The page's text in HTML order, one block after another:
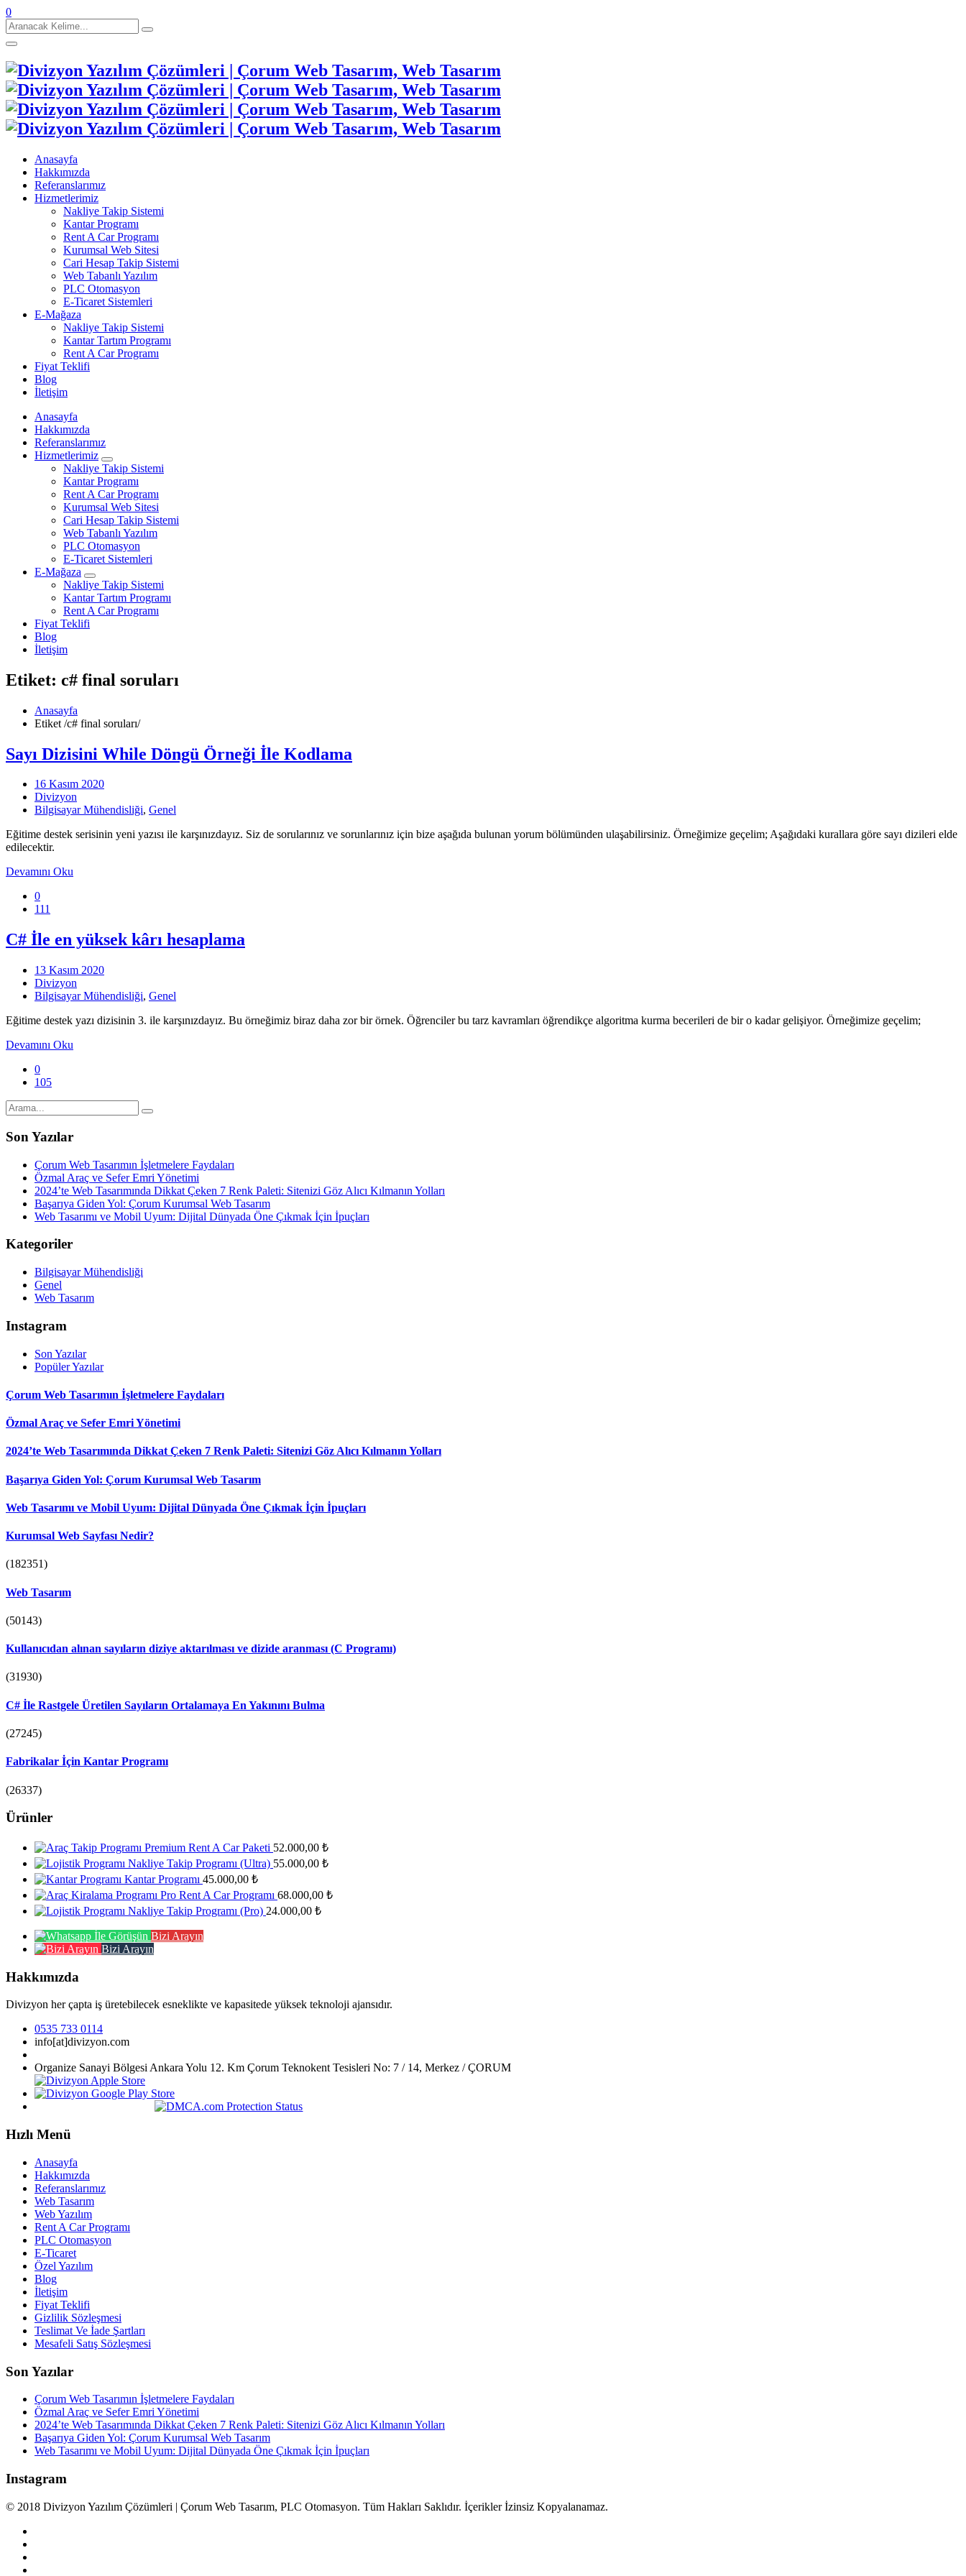
0
Aranacak
Kelime:
Anasayfa
Hakkımızda
Referanslarımız
Hizmetlerimiz
Nakliye Takip Sistemi
Kantar Programı
Rent A Car Programı
Kurumsal Web Sitesi
Cari Hesap Takip Sistemi
Web Tabanlı Yazılım
PLC Otomasyon
E-Ticaret Sistemleri
E-Mağaza
Nakliye Takip Sistemi
Kantar Tartım Programı
Rent A Car Programı
Fiyat Teklifi
Blog
İletişim
Anasayfa
Hakkımızda
Referanslarımız
Hizmetlerimiz
Nakliye Takip Sistemi
Kantar Programı
Rent A Car Programı
Kurumsal Web Sitesi
Cari Hesap Takip Sistemi
Web Tabanlı Yazılım
PLC Otomasyon
E-Ticaret Sistemleri
E-Mağaza
Nakliye Takip Sistemi
Kantar Tartım Programı
Rent A Car Programı
Fiyat Teklifi
Blog
İletişim
Etiket: c# final soruları
Anasayfa
Etiket /c# final soruları/
Sayı Dizisini While Döngü Örneği İle Kodlama
16 Kasım 2020
Divizyon
Bilgisayar Mühendisliği, Genel
Eğitime destek serisinin yeni yazısı ile karşınızdayız. Siz de sorularınız ve sorunlarınız için bize aşağıda bulunan yorum bölümünden ulaşabilirsiniz. Örneğimize geçelim; Aşağıdaki kurallara göre sayı dizileri elde
edilecektir.
Devamını Oku
0
111
C# İle en yüksek kârı hesaplama
13 Kasım 2020
Divizyon
Bilgisayar Mühendisliği, Genel
Eğitime destek yazı dizisinin 3. ile karşınızdayız. Bu örneğimiz biraz daha zor bir örnek. Öğrenciler bu tarz kavramları öğrendikçe algoritma kurma becerileri de bir o kadar gelişiyor. Örneğimize geçelim;
Devamını Oku
0
105
Son Yazılar
Çorum Web Tasarımın İşletmelere Faydaları
Özmal Araç ve Sefer Emri Yönetimi
2024’te Web Tasarımında Dikkat Çeken 7 Renk Paleti: Sitenizi Göz Alıcı Kılmanın Yolları
Başarıya Giden Yol: Çorum Kurumsal Web Tasarım
Web Tasarımı ve Mobil Uyum: Dijital Dünyada Öne Çıkmak İçin İpuçları
Kategoriler
Bilgisayar Mühendisliği
Genel
Web Tasarım
Instagram
Son Yazılar
Popüler Yazılar
Çorum Web Tasarımın İşletmelere Faydaları
Özmal Araç ve Sefer Emri Yönetimi
2024’te Web Tasarımında Dikkat Çeken 7 Renk Paleti: Sitenizi Göz Alıcı Kılmanın Yolları
Başarıya Giden Yol: Çorum Kurumsal Web Tasarım
Web Tasarımı ve Mobil Uyum: Dijital Dünyada Öne Çıkmak İçin İpuçları
Kurumsal Web Sayfası Nedir?
(182351)
Web Tasarım
(50143)
Kullanıcıdan alınan sayıların diziye aktarılması ve dizide aranması (C Programı)
(31930)
C# İle Rastgele Üretilen Sayıların Ortalamaya En Yakınını Bulma
(27245)
Fabrikalar İçin Kantar Programı
(26337)
Ürünler
Premium Rent A Car Paketi 52.000,00 ₺
Nakliye Takip Programı (Ultra) 55.000,00 ₺
Kantar Programı 45.000,00 ₺
Pro Rent A Car Programı 68.000,00 ₺
Nakliye Takip Programı (Pro) 24.000,00 ₺
Bizi Arayın
Bizi Arayın
Hakkımızda
Divizyon her çapta iş üretebilecek esneklikte ve kapasitede yüksek teknoloji ajansıdır.
0535 733 0114
info[at]divizyon.com
Organize Sanayi Bölgesi Ankara Yolu 12. Km Çorum Teknokent Tesisleri No: 7 / 14, Merkez / ÇORUM
Hızlı Menü
Anasayfa
Hakkımızda
Referanslarımız
Web Tasarım
Web Yazılım
Rent A Car Programı
PLC Otomasyon
E-Ticaret
Özel Yazılım
Blog
İletişim
Fiyat Teklifi
Gizlilik Sözleşmesi
Teslimat Ve İade Şartları
Mesafeli Satış Sözleşmesi
Son Yazılar
Çorum Web Tasarımın İşletmelere Faydaları
Özmal Araç ve Sefer Emri Yönetimi
2024’te Web Tasarımında Dikkat Çeken 7 Renk Paleti: Sitenizi Göz Alıcı Kılmanın Yolları
Başarıya Giden Yol: Çorum Kurumsal Web Tasarım
Web Tasarımı ve Mobil Uyum: Dijital Dünyada Öne Çıkmak İçin İpuçları
Instagram
© 2018 Divizyon Yazılım Çözümleri | Çorum Web Tasarım, PLC Otomasyon. Tüm Hakları Saklıdır. İçerikler İzinsiz Kopyalanamaz.